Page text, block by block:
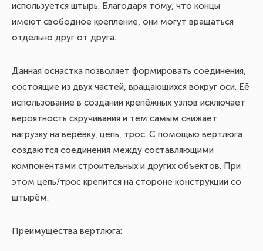
используется штырь. Благодаря тому, что концы
имеют свободное крепление, они могут вращаться
отдельно друг от друга.
Данная оснастка позволяет формировать соединения,
состоящие из двух частей, вращающихся вокруг оси. Её
использование в создании крепёжных узлов исключает
вероятность скручивания и тем самым снижает
нагрузку на верёвку, цепь, трос. С помощью вертлюга
создаются соединения между составляющими
компонентами строительных и других объектов. При
этом цепь/трос крепится на стороне конструкции со
штырём.
Преимущества вертлюга: